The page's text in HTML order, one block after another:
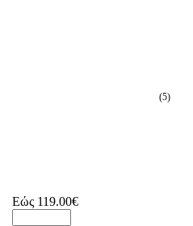
(5)
Εώς 119.00€